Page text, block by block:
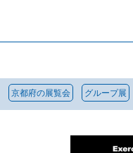
京都府の展覧会 グループ展